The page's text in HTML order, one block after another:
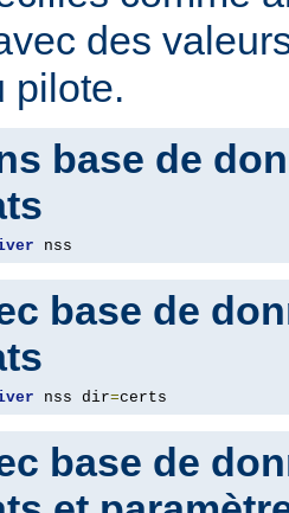
des
pilote.
base de
nss
base de
nss dir=certs
base de